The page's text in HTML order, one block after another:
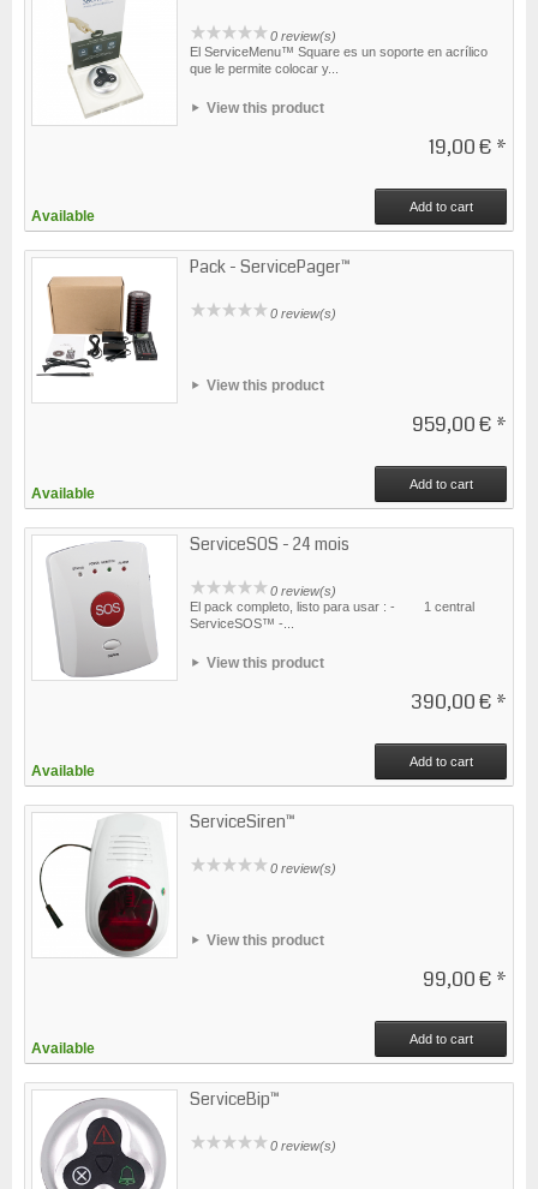
0 review(s)
El ServiceMenu™ Square es un soporte en acrílico
que le permite colocar y...
View this product
19,00 € *
Available
Add to cart
Pack - ServicePager™
0 review(s)
View this product
959,00 € *
Available
Add to cart
ServiceSOS - 24 mois
0 review(s)
El pack completo, listo para usar : - 1 central
ServiceSOS™ -...
View this product
390,00 € *
Available
Add to cart
ServiceSiren™
0 review(s)
View this product
99,00 € *
Available
Add to cart
ServiceBip™
0 review(s)